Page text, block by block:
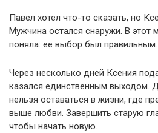
Павел хотел что-то сказать, но
Мужчина остался снаружи. В этот
поняла: ее выбор был правильным.
Через несколько дней Ксения
казался единственным выходом.
нельзя оставаться в жизни, где
выше любви. Завершить старую
чтобы начать новую.